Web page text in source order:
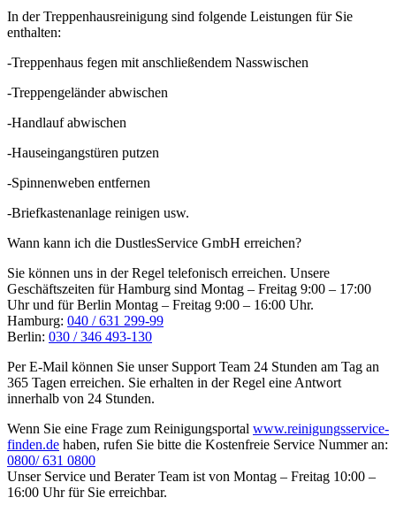
In der Treppenhausreinigung sind folgende Leistungen für Sie
enthalten:
-Treppenhaus fegen mit anschließendem Nasswischen
-Treppengeländer abwischen
-Handlauf abwischen
-Hauseingangstüren putzen
-Spinnenweben entfernen
-Briefkastenanlage reinigen usw.
Wann kann ich die DustlesService GmbH erreichen?
Sie können uns in der Regel telefonisch erreichen. Unsere
Geschäftszeiten für Hamburg sind Montag – Freitag 9:00 – 17:00
Uhr und für Berlin Montag – Freitag 9:00 – 16:00 Uhr.
Hamburg: 040 / 631 299-99
Berlin: 030 / 346 493-130
Per E-Mail können Sie unser Support Team 24 Stunden am Tag an
365 Tagen erreichen. Sie erhalten in der Regel eine Antwort
innerhalb von 24 Stunden.
Wenn Sie eine Frage zum Reinigungsportal www.reinigungsservice-
finden.de haben, rufen Sie bitte die Kostenfreie Service Nummer an:
0800/ 631 0800
Unser Service und Berater Team ist von Montag – Freitag 10:00 –
16:00 Uhr für Sie erreichbar.